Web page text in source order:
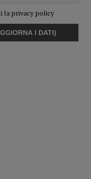
la privacy policy